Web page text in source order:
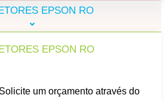
EPSON RO
EPSON RO
um orçamento através do